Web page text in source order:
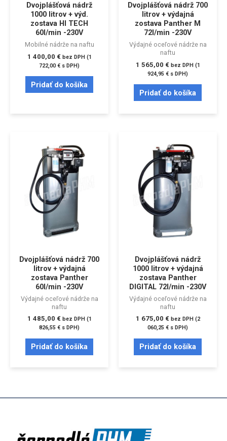
Dvojplášťová nádrž
1000 litrov + výd.
zostava HI TECH
60l/min -230V
Mobilné nádrže na naftu
1 400,00 € bez DPH (1
722,00€ s DPH)
Pridať do košíka
Dvojplášťová nádrž 700
litrov + výdajná
zostava Panther M
72l/min -230V
Výdajné oceľové nádrže na
naftu
1 565,00 € bez DPH (1
924,95 € s DPH)
Pridať do košíka
Dvojplášťová nádrž 700
litrov + výdajná
zostava Panther
60l/min -230V
Výdajné oceľové nádrže na
naftu
1 485,00 € bez DPH (1
826,55 € s DPH)
Pridať do košíka
Dvojplášťová nádrž
1000 litrov + výdajná
zostava Panther
DIGITAL 72l/min -230V
Výdajné oceľové nádrže na
naftu
1 675,00 € bez DPH (2
060,25 € s DPH)
Pridať do košíka